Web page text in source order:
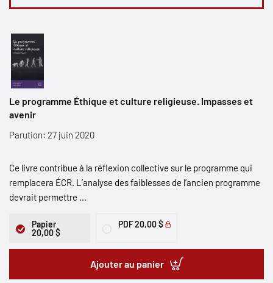
Le programme Éthique et culture religieuse. Impasses et
avenir
Parution: 27 juin 2020
Ce livre contribue à la réflexion collective sur le programme qui
remplacera ÉCR. L’analyse des faiblesses de l’ancien programme
devrait permettre ...
Papier
20,00 $
PDF20,00 $
Ajouter au panier